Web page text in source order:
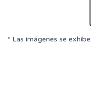
* Las imágenes se